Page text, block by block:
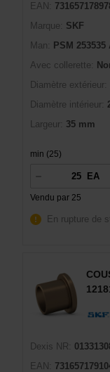
EAN:
Marque:
SKF
Man:
PSM 253535
Avec collerette:
Diamètre extérieur:
Diamètre intérieur:
Largeur: 35 mm
min (25)
EA
Vendu par 25
En rupture de
Dexis NR:
EAN: